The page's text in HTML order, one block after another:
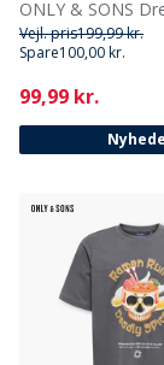
Vejl. pris199,99 kr.
Spare100,00 kr.
Current
99,99 kr.